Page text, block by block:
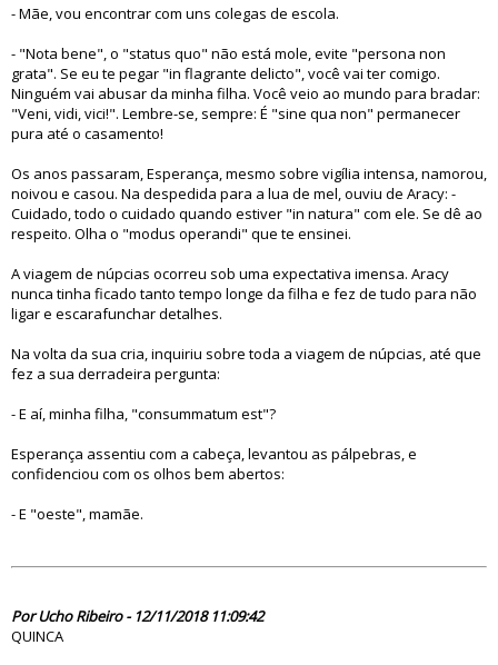
- Mãe, vou encontrar com uns colegas de escola.
- "Nota bene", o "status quo" não está mole, evite "persona non
grata". Se eu te pegar "in flagrante delicto", você vai ter comigo.
Ninguém vai abusar da minha filha. Você veio ao mundo para bradar:
"Veni, vidi, vici!". Lembre-se, sempre: É "sine qua non" permanecer
pura até o casamento!
Os anos passaram, Esperança, mesmo sobre vigília intensa, namorou,
noivou e casou. Na despedida para a lua de mel, ouviu de Aracy: -
Cuidado, todo o cuidado quando estiver "in natura" com ele. Se dê ao
respeito. Olha o "modus operandi" que te ensinei.
A viagem de núpcias ocorreu sob uma expectativa imensa. Aracy
nunca tinha ficado tanto tempo longe da filha e fez de tudo para não
ligar e escarafunchar detalhes.
Na volta da sua cria, inquiriu sobre toda a viagem de núpcias, até que
fez a sua derradeira pergunta:
- E aí, minha filha, "consummatum est"?
Esperança assentiu com a cabeça, levantou as pálpebras, e
confidenciou com os olhos bem abertos:
- E "oeste", mamãe.
Por Ucho Ribeiro - 12/11/2018 11:09:42
QUINCA